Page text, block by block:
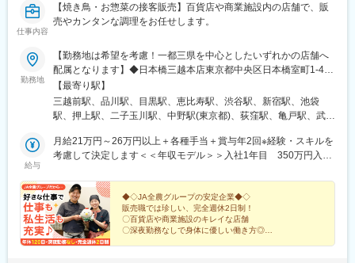
駅、代官山駅、日暮里駅、千住大橋駅、東あずま駅、下板橋駅、
本駒込駅、中野富士見町駅、笹塚駅、石川台駅、用賀駅、梅屋敷
ド駅、阿佐ケ谷駅、芦花公園駅、町屋駅(京成線)、御徒町駅、東神
奈川駅、代々木八幡駅、武蔵小山駅、若林駅(東京都)、世田谷代田
駅、桜台駅(東京都)、戸越銀座駅、千鳥町駅、京急蒲田駅、京成小
岩駅、鮫洲駅、荏原中延駅、新高島平駅、成城学園前駅、天王町
駅、入谷駅(東京都)、北池袋駅、川崎駅、神田駅(東京都)、鬼子母
神前駅、四ツ谷駅、西新宿駅、新富町駅(東京都)、下赤塚駅、三ノ
輪橋駅、京急鶴見駅、神楽坂駅、新丸子駅、田町駅(東京都)、千駄
ケ谷駅、馬喰町駅、春日駅(東京都)、根津駅、田原町駅(東京都)、
家政駅、西早稲田駅、黄金町駅、早稲田駅(東京メトロ)、王子神谷
駅、西新井大師西駅、日本大通り駅、西太子堂駅、杉田駅(神奈川
県)、北府中駅、八坂駅、栄町駅(東京都)、西日暮里駅、新板橋
駅、東大前駅、中野新橋駅、町屋駅(東京メトロ)、亀戸駅、上野御
徒町駅、京急東神奈川駅、代々木公園駅、世田谷駅、池ノ上駅、
仕事内容
【焼き鳥・お惣菜の接客販売】百貨店や商業施設内の店舗で、販
売やカンタンな調理をお任せします。
勤務地
【勤務地は希望を考慮！一都三県を中心としたいずれかの店舗へ
配属となります】◆日本橋三越本店東京都中央区日本橋室町1-4-1
日本橋三越本店本館 B1F◆ecute品川店東京都港区高輪3-26-27 エ
キュート品川 2F◆アトレ目黒店東京都品川区上大崎2-16-9 アトレ
目黒1A館2F◆アトレ恵比寿店東京都渋谷区恵比寿南1-5-5 アトレ
ぶちか B1F◆京王百貨店新宿店東京都新宿区西新宿1-1-4 京王百
貨店新宿店 MB◆東武百貨店池袋店東京都豊島区西池袋1-1-25 東
区押上1-1-2 東京スカイツリータウン 東京ソラマチ 2F◆二子玉川
東急フードショー店東京都世田谷区玉川2-21-1 二子玉川東急フー
ドショー B1F …など
【最寄り駅】
三越前駅、品川駅、目黒駅、恵比寿駅、渋谷駅、新宿駅、池袋
駅、押上駅、二子玉川駅、中野駅(東京都)、荻窪駅、亀戸駅、武蔵
駅、青葉台駅、平塚駅、鴨宮駅、大宮駅(埼玉県)、本川越駅、ふじ
み野駅、船橋駅、柏駅、幕張本郷駅、偕楽園駅、守谷駅、東武宇
駅、北品川駅、代官山駅、神泉駅、新宿駅(東京メトロ)、とうきょ
うスカイツリー駅、二子新地駅、亀戸水神駅、新丸子駅、新高島
駅、川越市駅、京成船橋駅、大手モール駅、日本橋駅(東京都)、高
輪ゲートウェイ駅、新宿西口駅、本所吾妻橋駅、西大島駅、向河
原駅、神奈川駅、川越駅、東海神駅、中町駅
給与
月給21万円～26万円以上＋各種手当＋賞与年2回※経験・スキルを
考慮して決定します＜＜年収モデル＞＞入社1年目 350万円入社
◆◇JA全農グループの安定企業◆◇
販売職では珍しい、完全週休2日制！
〇百貨店や商業施設のキレイな店舗
〇深夜勤務なしで身体に優しい働き方◎